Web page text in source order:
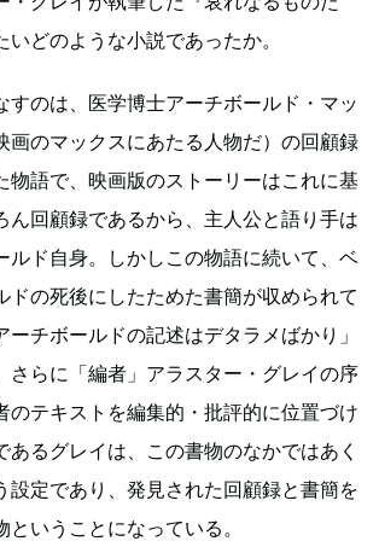
どのような小説であったか。
すのは、医学博士アーチボールド・マッ
画のマックスにあたる人物だ）の回顧録
物語で、映画版のストーリーはこれに基
ん回顧録であるから、主人公と語り手は
ルド自身。しかしこの物語に続いて、ベ
ドの死後にしたためた書簡が収められて
ーチボールドの記述はデタラメばかり」
さらに「編者」アラスター・グレイの序
のテキストを編集的・批評的に位置づけ
あるグレイは、この書物のなかではあく
設定であり、発見された回顧録と書簡を
いうことになっている。